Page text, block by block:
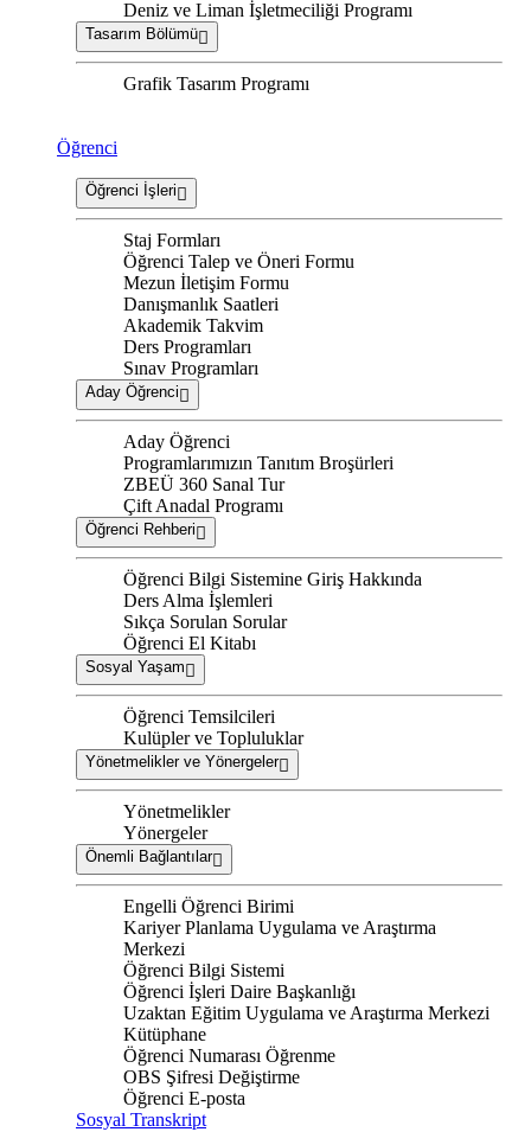
Deniz ve Liman İşletmeciliği Programı
Tasarım Bölümü
Grafik Tasarım Programı
Öğrenci
Öğrenci İşleri
Staj Formları
Öğrenci Talep ve Öneri Formu
Mezun İletişim Formu
Danışmanlık Saatleri
Akademik Takvim
Ders Programları
Sınav Programları
Aday Öğrenci
Aday Öğrenci
Programlarımızın Tanıtım Broşürleri
ZBEÜ 360 Sanal Tur
Çift Anadal Programı
Öğrenci Rehberi
Öğrenci Bilgi Sistemine Giriş Hakkında
Ders Alma İşlemleri
Sıkça Sorulan Sorular
Öğrenci El Kitabı
Sosyal Yaşam
Öğrenci Temsilcileri
Kulüpler ve Topluluklar
Yönetmelikler ve Yönergeler
Yönetmelikler
Yönergeler
Önemli Bağlantılar
Engelli Öğrenci Birimi
Kariyer Planlama Uygulama ve Araştırma
Merkezi
Öğrenci Bilgi Sistemi
Öğrenci İşleri Daire Başkanlığı
Uzaktan Eğitim Uygulama ve Araştırma Merkezi
Kütüphane
Öğrenci Numarası Öğrenme
OBS Şifresi Değiştirme
Öğrenci E-posta
Sosyal Transkript